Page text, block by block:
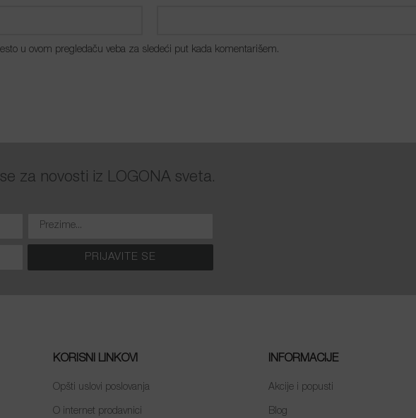
u ovom pregledaču veba za sledeći put kada komentarišem.
za novosti iz LOGONA sveta.
KORISNI LINKOVI
Opšti uslovi poslovanja
O internet prodavnici
INFORMACIJE
Akcije i popusti
Blog